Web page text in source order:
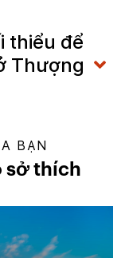
thiểu để
Thượng
BẠN
sở thích